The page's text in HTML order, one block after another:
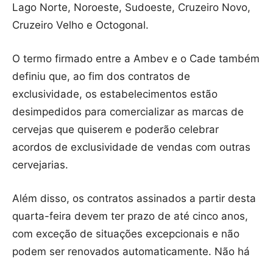
Lago Norte, Noroeste, Sudoeste, Cruzeiro Novo,
Cruzeiro Velho e Octogonal.
O termo firmado entre a Ambev e o Cade também
definiu que, ao fim dos contratos de
exclusividade, os estabelecimentos estão
desimpedidos para comercializar as marcas de
cervejas que quiserem e poderão celebrar
acordos de exclusividade de vendas com outras
cervejarias.
Além disso, os contratos assinados a partir desta
quarta-feira devem ter prazo de até cinco anos,
com exceção de situações excepcionais e não
podem ser renovados automaticamente. Não há